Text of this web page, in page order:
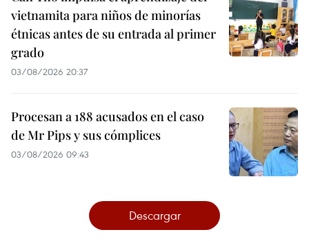
vietnamita para niños de minorías
étnicas antes de su entrada al primer
grado
03/08/2026 20:37
Procesan a 188 acusados en el caso
de Mr Pips y sus cómplices
03/08/2026 09:43
Descargar